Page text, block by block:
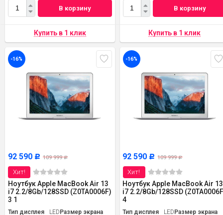
В корзину В корзину
-16%
92 590 Р 109 999Р
Хит!
Ноутбук Apple MacBook Air 13
i7 2.2/8Gb/128SSD (Z0TA0006F)
3 1
Тип дисплея LEDРазмер экрана
-16%
92 590 Р 109 999Р
Хит!
Ноутбук Apple MacBook Air 13
i7 2.2/8Gb/128SSD
4
Тип дисплея LEDРазмер экрана